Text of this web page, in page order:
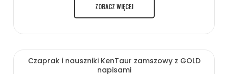
ZOBACZ WIĘCEJ
Czaprak i nauszniki KenTaur zamszowy z GOLD
napisami